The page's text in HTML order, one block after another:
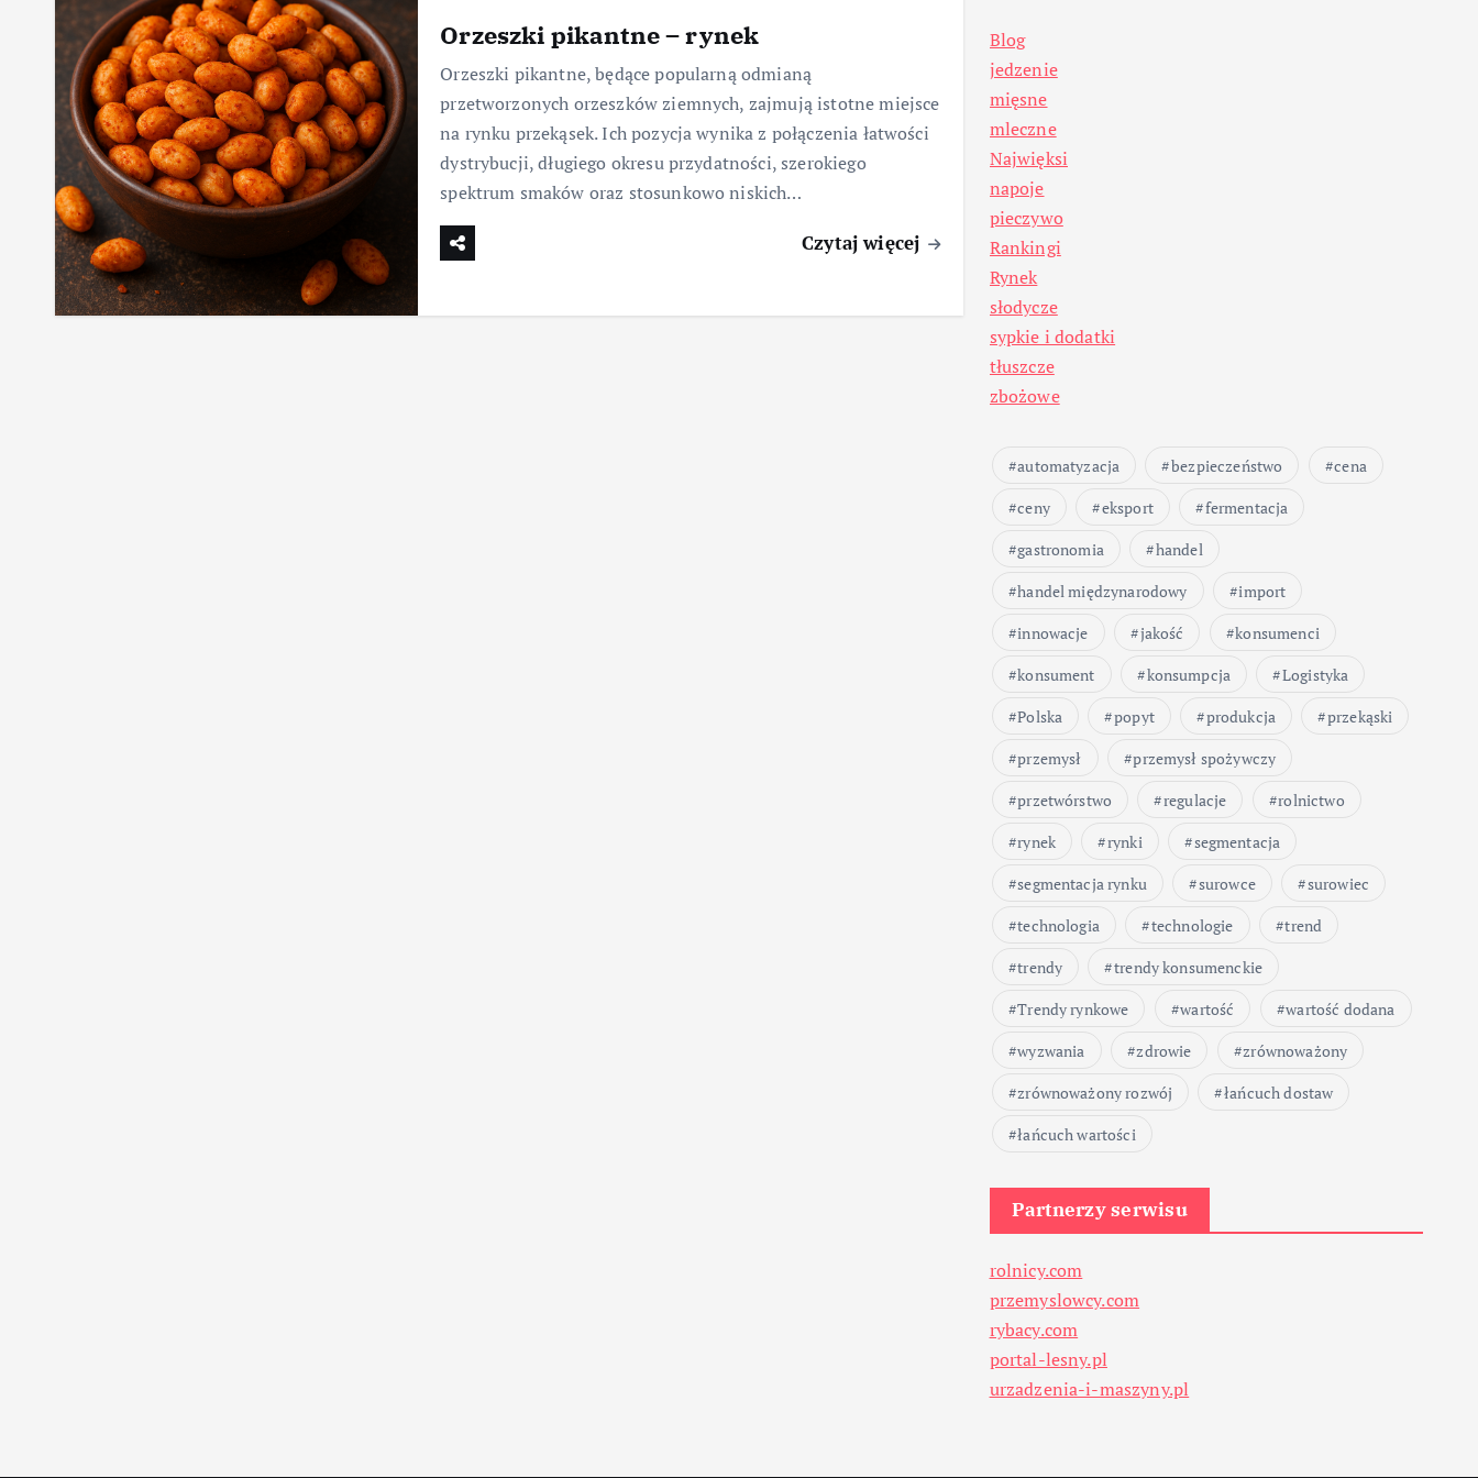
Orzeszki pikantne – rynek
Orzeszki pikantne, będące popularną odmianą
przetworzonych orzeszków ziemnych, zajmują istotne miejsce
na rynku przekąsek. Ich pozycja wynika z połączenia łatwości
dystrybucji, długiego okresu przydatności, szerokiego
spektrum smaków oraz stosunkowo niskich…
Czytaj więcej
Blog
jedzenie
mięsne
mleczne
Najwięksi
napoje
pieczywo
Rankingi
Rynek
słodycze
sypkie i dodatki
tłuszcze
zbożowe
automatyzacja bezpieczeństwo
cena
ceny
eksport
fermentacja
gastronomia
handel
handel międzynarodowy
import
innowacje
jakość
konsumenci
konsument
konsumpcja
Logistyka
Polska
popyt produkcja
przekąski
przemysł
przemysł spożywczy
przetwórstwo
regulacje
rolnictwo
rynek
rynki
segmentacja
segmentacja rynku
surowce
surowiec
technologia
technologie
trend
trendy
trendy konsumenckie
Trendy rynkowe
wartość
wartość dodana
wyzwania
zdrowie
zrównoważony
zrównoważony rozwój
łańcuch dostaw
łańcuch wartości
Partnerzy serwisu
rolnicy.com
przemyslowcy.com
rybacy.com
portal-lesny.pl
urzadzenia-i-maszyny.pl